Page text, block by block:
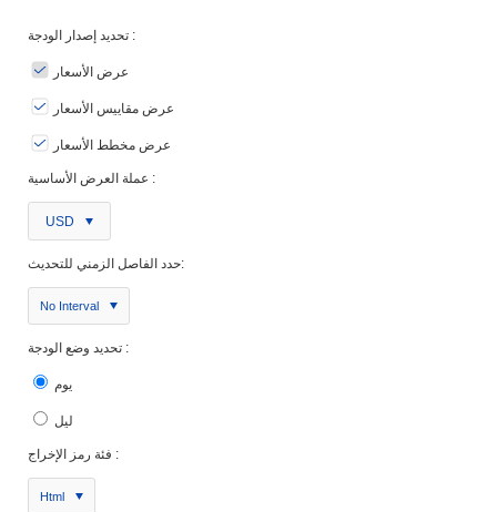
تحديد إصدار الودجة :
عرض الأسعار
عرض مقاييس الأسعار
عرض مخطط الأسعار
عملة العرض الأساسية :
USD
حدد الفاصل الزمني للتحديث:
No Interval
تحديد وضع الودجة :
يوم
ليل
فئة رمز الإخراج :
Html